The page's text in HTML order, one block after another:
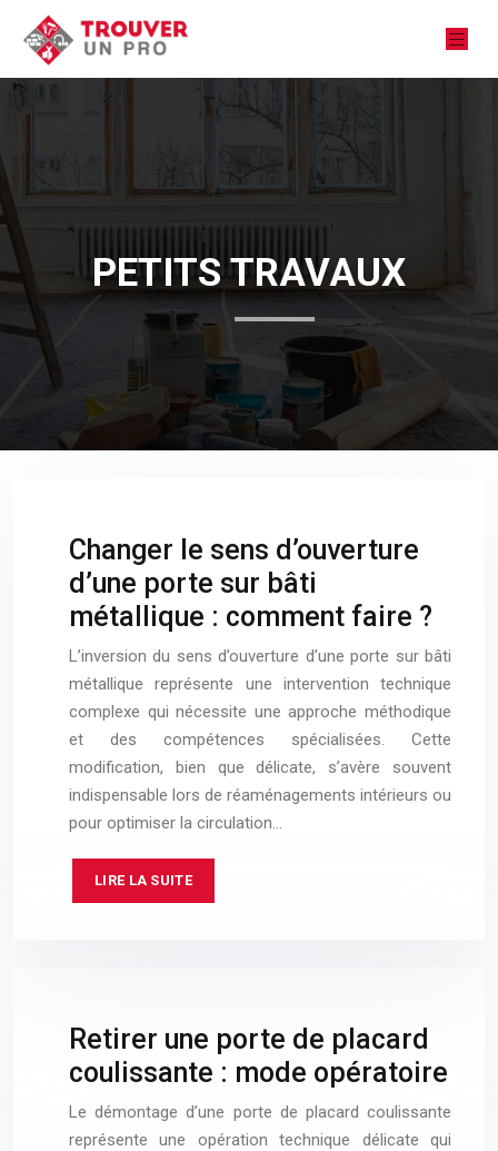
PETITS TRAVAUX
Changer le sens d’ouverture
d’une porte sur bâti
métallique : comment faire ?
L’inversion du sens d’ouverture d’une porte sur bâti
métallique représente une intervention technique
complexe qui nécessite une approche méthodique
et des compétences spécialisées. Cette
modification, bien que délicate, s’avère souvent
indispensable lors de réaménagements intérieurs ou
pour optimiser la circulation…
LIRE LA SUITE
Retirer une porte de placard
coulissante : mode opératoire
Le démontage d’une porte de placard coulissante
représente une opération technique délicate qui